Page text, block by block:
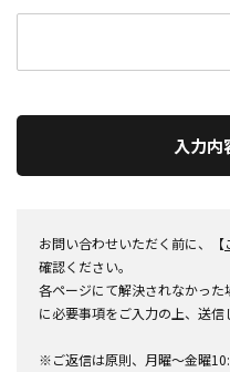
入力内
お問い合わせいただく前に、【
確認ください。
各ページにて解決されなかっ
に必要事項をご入力の上、送信
※ご返信は原則、月曜～金曜